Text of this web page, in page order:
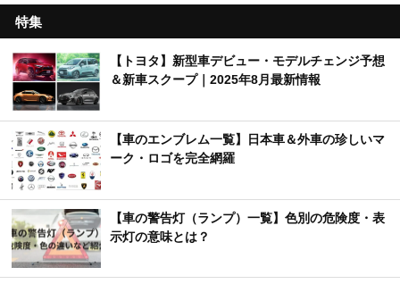
特集
【トヨタ】新型車デビュー・モデルチェンジ予想
＆新車スクープ｜2025年8月最新情報
【車のエンブレム一覧】日本車＆外車の珍しいマ
ーク・ロゴを完全網羅
【車の警告灯（ランプ）一覧】色別の危険度・表
示灯の意味とは？